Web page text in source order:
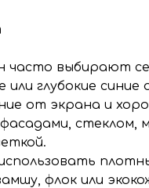
часто выбирают
или глубокие
от экрана и
стеклом,
флок или